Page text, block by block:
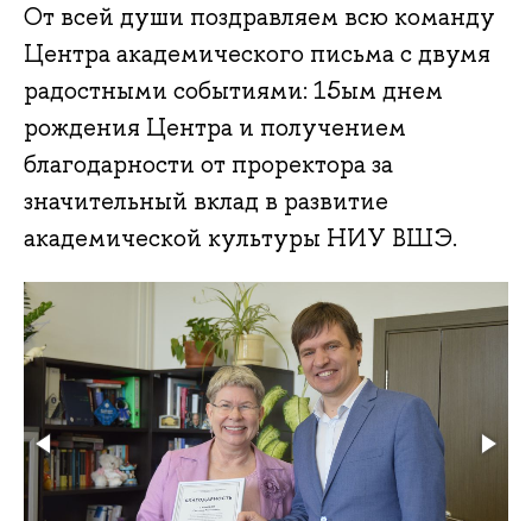
От всей души поздравляем всю команду
Центра академического письма с двумя
радостными событиями: 15ым днем
рождения Центра и получением
благодарности от проректора за
значительный вклад в развитие
академической культуры НИУ ВШЭ.